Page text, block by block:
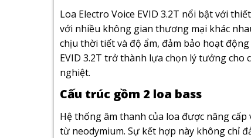
Loa Electro Voice EVID 3.2T nổi bật với
với nhiều không gian thương mại khác
chịu thời tiết và độ ẩm, đảm bảo hoạt
EVID 3.2T trở thành lựa chọn lý tưởng cho
nghiệt.
Cấu trúc gồm 2 loa bass
Hệ thống âm thanh của loa được nâng cấp
từ neodymium. Sự kết hợp này không chỉ